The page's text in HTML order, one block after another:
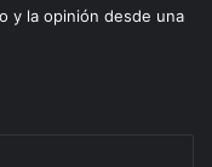
y la opinión desde una